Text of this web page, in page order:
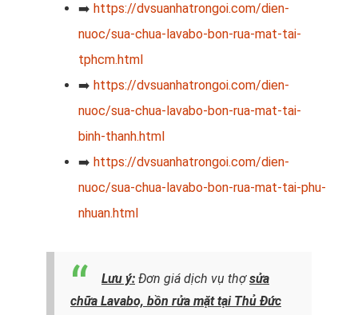
➡️ https://dvsuanhatrongoi.com/dien-
nuoc/sua-chua-lavabo-bon-rua-mat-tai-
tphcm.html
➡️ https://dvsuanhatrongoi.com/dien-
nuoc/sua-chua-lavabo-bon-rua-mat-tai-
binh-thanh.html
➡️ https://dvsuanhatrongoi.com/dien-
nuoc/sua-chua-lavabo-bon-rua-mat-tai-phu-
nhuan.html
Lưu ý: Đơn giá dịch vụ thợsửa
chữa Lavabo, bồn rửa mặt tại Thủ Đức